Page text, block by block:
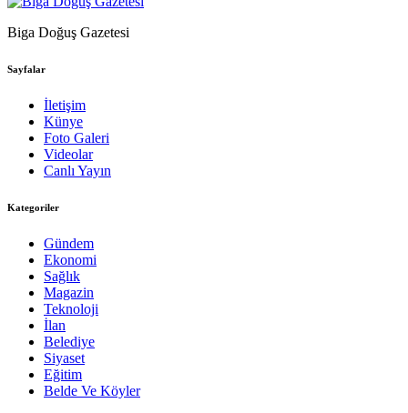
Biga Doğuş Gazetesi
Sayfalar
İletişim
Künye
Foto Galeri
Videolar
Canlı Yayın
Kategoriler
Gündem
Ekonomi
Sağlık
Magazin
Teknoloji
İlan
Belediye
Siyaset
Eğitim
Belde Ve Köyler